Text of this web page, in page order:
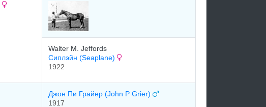
Walter M. Jeffords
Сиплэйн (Seaplane)
1922
Джон Пи Грaйeр (John P Grier)
1917